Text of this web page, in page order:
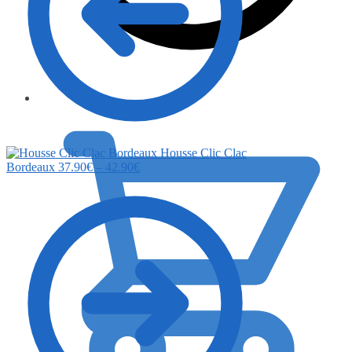
€
Housse Clic Clac
Bordeaux 37.90€– 42.90€